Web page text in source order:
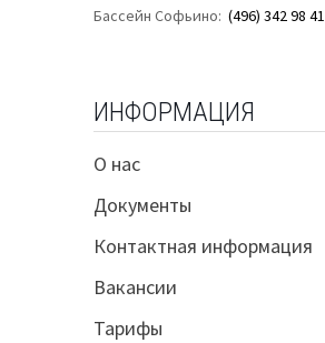
Бассейн Софьино: (496) 342 98 41
ИНФОРМАЦИЯ
О нас
Документы
Контактная информация
Вакансии
Тарифы